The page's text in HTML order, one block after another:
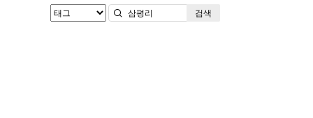
검색